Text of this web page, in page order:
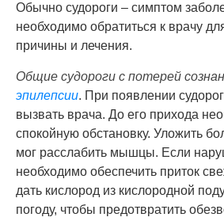
Обычно судороги – симптом
необходимо обратиться к врачу
причины и лечения.
Общие судороги с потерей
эпилепсии. При появлении
вызвать врача. До его прихода
спокойную обстановку. Уложить
мог расслабить мышцы. Если
необходимо обеспечить приток
дать кислород из кислородной
погоду, чтобы предотвратить